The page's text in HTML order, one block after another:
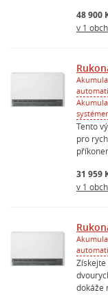
48 900
v 1
Tento
pro
31 959
v 1
dokáže